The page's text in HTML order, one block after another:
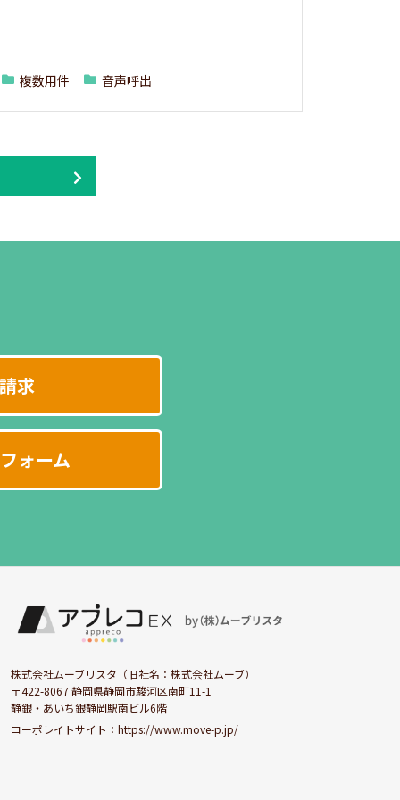
複数用件 音声呼出
求
ォーム
株式会社ムーブリスタ（旧社名：株式会社ムーブ）
〒422-8067 静岡県静岡市駿河区南町11-1
静銀・あいち銀静岡駅南ビル6階
コーポレイトサイト：https://www.move-p.jp/